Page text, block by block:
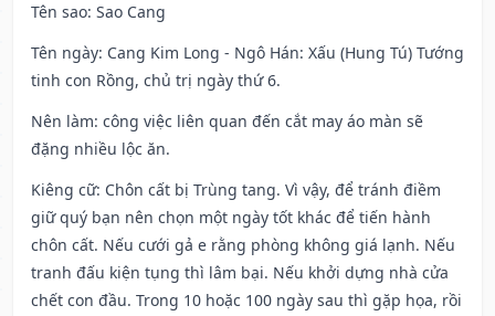
Tên sao: Sao Cang
Tên ngày: Cang Kim Long - Ngô Hán: Xấu (Hung Tú) Tướng
tinh con Rồng, chủ trị ngày thứ 6.
Nên làm: công việc liên quan đến cắt may áo màn sẽ
đặng nhiều lộc ăn.
Kiêng cữ: Chôn cất bị Trùng tang. Vì vậy, để tránh điềm
giữ quý bạn nên chọn một ngày tốt khác để tiến hành
chôn cất. Nếu cưới gả e rằng phòng không giá lạnh. Nếu
tranh đấu kiện tụng thì lâm bại. Nếu khởi dựng nhà cửa
chết con đầu. Trong 10 hoặc 100 ngày sau thì gặp họa, rồi